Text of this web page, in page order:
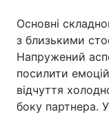
Основні
з близькими
Напружений
посилити
відчуття
боку партнера.